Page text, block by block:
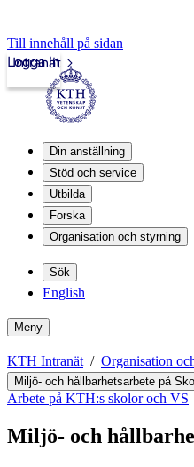
Till innehåll på sidan
Intranät
Logga in
Din anställning
Stöd och service
Utbilda
Forska
Organisation och styrning
Sök
English
Meny
KTH Intranät Organisation
Miljö- och hållbarhetsarbete på
Arbete på KTH:s skolor och VS
Miljö- och